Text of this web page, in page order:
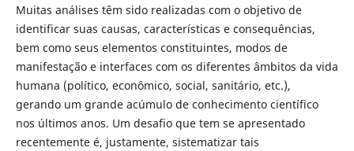
Muitas análises têm sido realizadas com o objetivo de
identificar suas causas, características e consequências,
bem como seus elementos constituintes, modos de
manifestação e interfaces com os diferentes âmbitos da vida
humana (político, econômico, social, sanitário, etc.),
gerando um grande acúmulo de conhecimento científico
nos últimos anos. Um desafio que tem se apresentado
recentemente é, justamente, sistematizar tais